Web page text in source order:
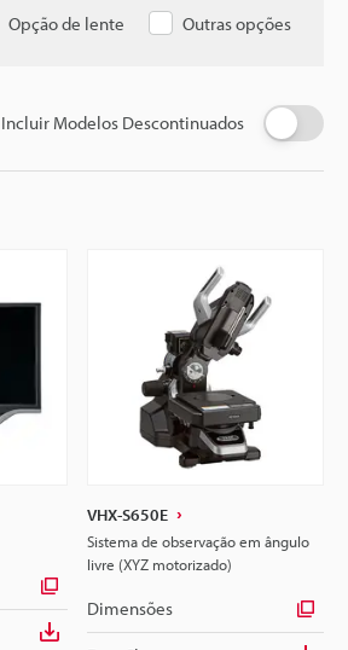
Opção de lente Outras opções
Incluir Modelos Descontinuados
VHX-S650E
Sistema de observação em ângulo
livre (XYZ motorizado)
Dimensões